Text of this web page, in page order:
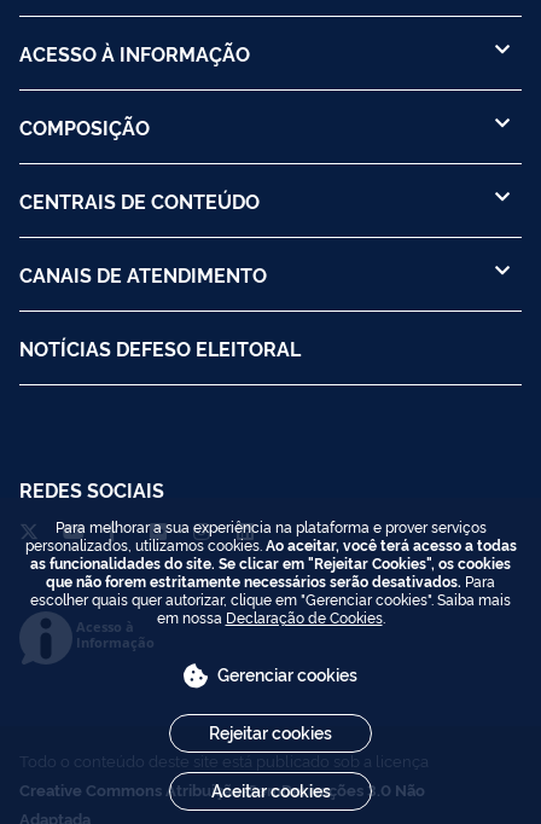
ACESSO À INFORMAÇÃO
COMPOSIÇÃO
CENTRAIS DE CONTEÚDO
CANAIS DE ATENDIMENTO
NOTÍCIAS DEFESO ELEITORAL
REDES SOCIAIS
Acesso à
Informação
Todo o conteúdo deste site está publicado sob a licença
Creative Commons Atribuição-SemDerivações 3.0 Não
Adaptada
Para melhorar a sua experiência na plataforma e prover serviços
personalizados, utilizamos cookies. Ao aceitar, você terá acesso a todas
as funcionalidades do site. Se clicar em "Rejeitar Cookies", os cookies
que não forem estritamente necessários serão desativados. Para
escolher quais quer autorizar, clique em "Gerenciar cookies". Saiba mais
em nossa Declaração de Cookies.
Gerenciar cookies
Rejeitar cookies
Aceitar cookies